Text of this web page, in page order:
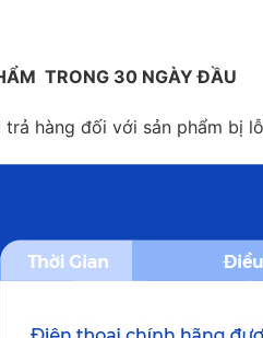
TRONG 30 NGÀY ĐẦU
hàng đối với sản phẩm bị